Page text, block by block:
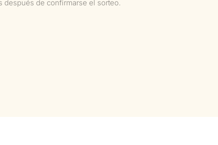
después de confirmarse el sorteo.